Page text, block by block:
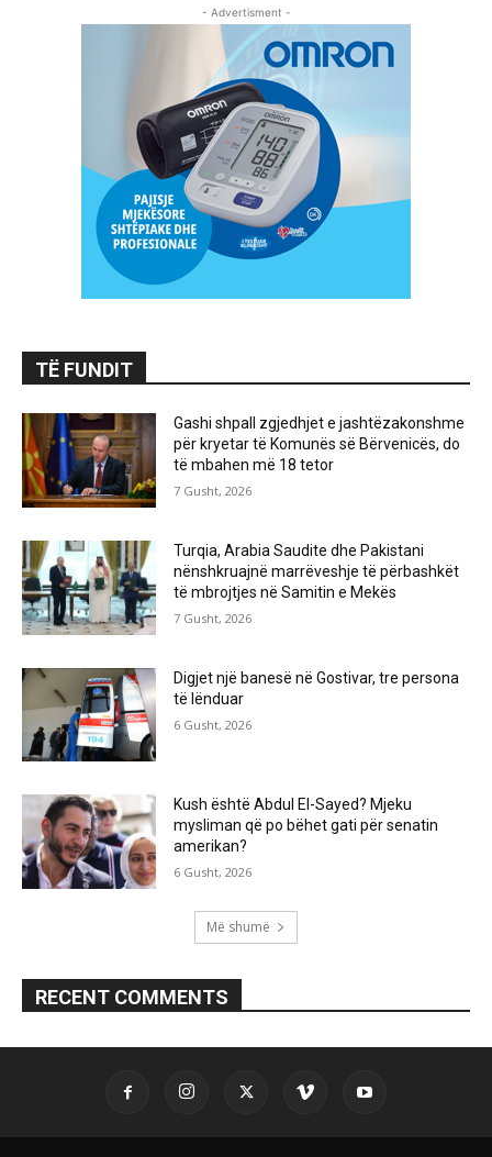
- Advertisment -
TË FUNDIT
Gashi shpall zgjedhjet e jashtëzakonshme
për kryetar të Komunës së Bërvenicës, do
të mbahen më 18 tetor
7 Gusht, 2026
Turqia, Arabia Saudite dhe Pakistani
nënshkruajnë marrëveshje të përbashkët
të mbrojtjes në Samitin e Mekës
7 Gusht, 2026
Digjet një banesë në Gostivar, tre persona
të lënduar
6 Gusht, 2026
Kush është Abdul El-Sayed? Mjeku
mysliman që po bëhet gati për senatin
amerikan?
6 Gusht, 2026
Më shumë
RECENT COMMENTS